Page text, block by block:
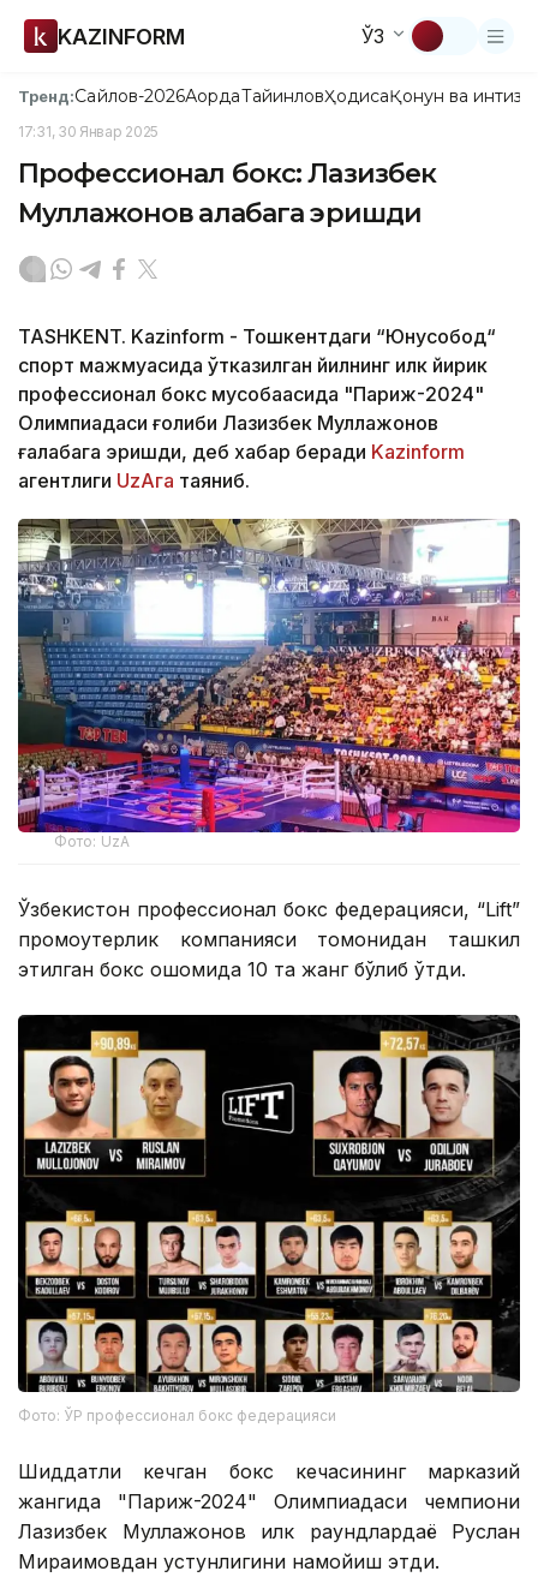
KAZINFORM ЎЗ
Тренд:Сайлов-2026АқордаТайинловҲодисаҚонун ва
17:31, 30 Январ 2025
Профессионал бокс: Лазизбек
Муллажонов ғалабага эришди
TASHKENT. Kazinform - Тошкентдаги “Юнусобод“
спорт мажмуасида ўтказилган йилнинг илк йирик
профессионал бокс мусобақасида "Париж-2024"
Олимпиадаси ғолиби Лазизбек Муллажонов
ғалабага эришди, деб хабар беради Kazinform
агентлиги UzAга таяниб.
Фото: UzA
Ўзбекистон профессионал бокс федерацияси, “Lift”
промоутерлик компанияси томонидан ташкил
этилган бокс оқшомида 10 та жанг бўлиб ўтди.
Фото: ЎР профессионал бокс федерацияси
Шиддатли кечган бокс кечасининг марказий
жангида "Париж-2024" Олимпиадаси чемпиони
Лазизбек Муллажонов илк раундлардаёқ Руслан
Мираимовдан устунлигини намойиш этди.